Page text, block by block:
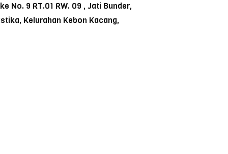
No. 9 RT.01 RW. 09 , Jati Bunder,
Kelurahan Kebon Kacang,